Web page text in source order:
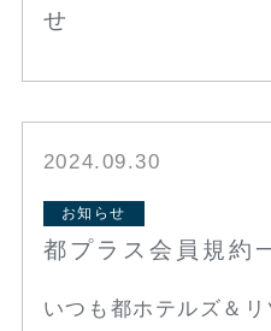
せ
2024.09.30
お知らせ
都プラス会員規約
いつも都ホテルズ＆